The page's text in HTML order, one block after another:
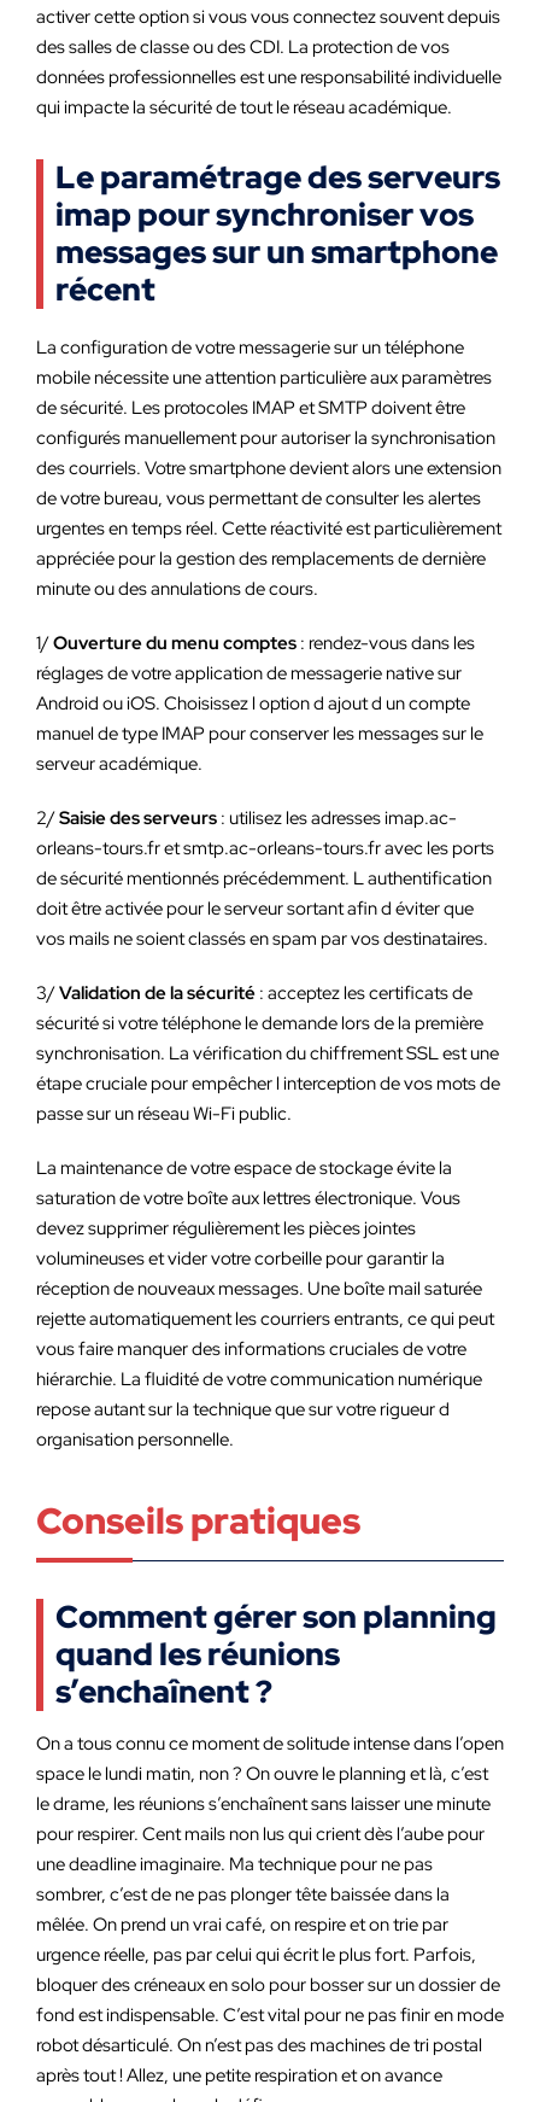
activer cette option si vous vous connectez souvent depuis
des salles de classe ou des CDI. La protection de vos
données professionnelles est une responsabilité individuelle
qui impacte la sécurité de tout le réseau académique.
Le paramétrage des serveurs
imap pour synchroniser vos
messages sur un smartphone
récent
La configuration de votre messagerie sur un téléphone
mobile nécessite une attention particulière aux paramètres
de sécurité. Les protocoles IMAP et SMTP doivent être
configurés manuellement pour autoriser la synchronisation
des courriels. Votre smartphone devient alors une extension
de votre bureau, vous permettant de consulter les alertes
urgentes en temps réel. Cette réactivité est particulièrement
appréciée pour la gestion des remplacements de dernière
minute ou des annulations de cours.
1/Ouverture du menu comptes : rendez-vous dans les
réglages de votre application de messagerie native sur
Android ou iOS. Choisissez l option d ajout d un compte
manuel de type IMAP pour conserver les messages sur le
serveur académique.
2/Saisie des serveurs : utilisez les adresses imap.ac-
orleans-tours.fr et smtp.ac-orleans-tours.fr avec les ports
de sécurité mentionnés précédemment. L authentification
doit être activée pour le serveur sortant afin d éviter que
vos mails ne soient classés en spam par vos destinataires.
3/Validation de la sécurité : acceptez les certificats de
sécurité si votre téléphone le demande lors de la première
synchronisation. La vérification du chiffrement SSL est une
étape cruciale pour empêcher l interception de vos mots de
passe sur un réseau Wi-Fi public.
La maintenance de votre espace de stockage évite la
saturation de votre boîte aux lettres électronique. Vous
devez supprimer régulièrement les pièces jointes
volumineuses et vider votre corbeille pour garantir la
réception de nouveaux messages. Une boîte mail saturée
rejette automatiquement les courriers entrants, ce qui peut
vous faire manquer des informations cruciales de votre
hiérarchie. La fluidité de votre communication numérique
repose autant sur la technique que sur votre rigueur d
organisation personnelle.
Conseils pratiques
Comment gérer son planning
quand les réunions
s’enchaînent ?
On a tous connu ce moment de solitude intense dans l’open
space le lundi matin, non ? On ouvre le planning et là, c’est
le drame, les réunions s’enchaînent sans laisser une minute
pour respirer. Cent mails non lus qui crient dès l’aube pour
une deadline imaginaire. Ma technique pour ne pas
sombrer, c’est de ne pas plonger tête baissée dans la
mêlée. On prend un vrai café, on respire et on trie par
urgence réelle, pas par celui qui écrit le plus fort. Parfois,
bloquer des créneaux en solo pour bosser sur un dossier de
fond est indispensable. C’est vital pour ne pas finir en mode
robot désarticulé. On n’est pas des machines de tri postal
après tout ! Allez, une petite respiration et on avance